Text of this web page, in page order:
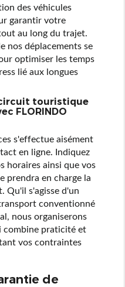
des véhicules
garantir votre
au long du trajet.
nos déplacements se
optimiser les temps
lié aux longues
touristique
FLORINDO
s'effectue aisément
en ligne. Indiquez
horaires ainsi que vos
prendra en charge la
Qu'il s'agisse d'un
conventionné
nous organiserons
praticité et
vos contraintes
de